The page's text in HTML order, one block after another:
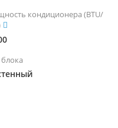
кондиционера (BTU/